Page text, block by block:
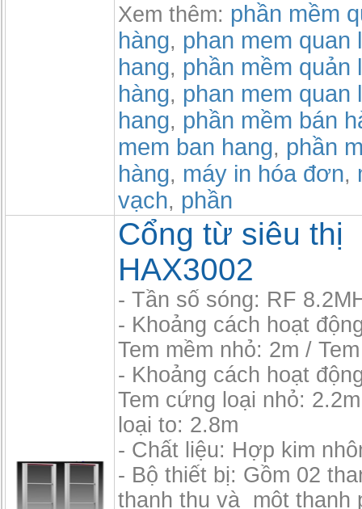
Xem thêm: phần mềm
hàng, phan mem quan
hang, phần mềm quản
hàng, phan mem quan
hang, phần mềm bán
mem ban hang, phần
hàng, máy in hóa đơn,
vạch, phần
Cổng từ siêu thị
HAX3002
- Tần số sóng: RF
- Khoảng cách hoạt
Tem mềm nhỏ: 2m /
- Khoảng cách hoạt
Tem cứng loại nhỏ:
loại to: 2.8m
- Chất liệu: Hợp kim
- Bộ thiết bị: Gồm 02
thanh thu và một thanh